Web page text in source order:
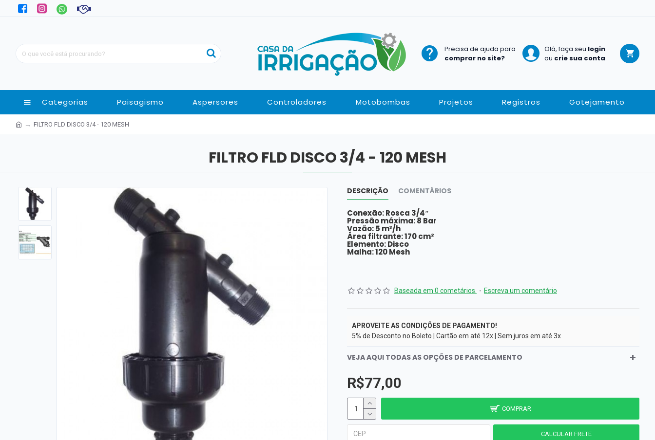
Precisa de ajuda para
comprar no site?
Olá, faça seu login
ou crie sua conta
Categorias Paisagismo Aspersores Controladores Motobombas Projetos Registros Gotejamento
FILTRO FLD DISCO 3/4 - 120 MESH
FILTRO FLD DISCO 3/4 - 120 MESH
DESCRIÇÃO COMENTÁRIOS
Conexão: Rosca 3/4″
Pressão máxima: 8 Bar
Vazão: 5 m³/h
Área filtrante: 170 cm²
Elemento: Disco
Malha: 120 Mesh
Baseada em 0 cometários. - Escreva um comentário
APROVEITE AS CONDIÇÕES DE PAGAMENTO!
5% de Desconto no Boleto | Cartão em até 12x | Sem juros em até 3x
VEJA AQUI TODAS AS OPÇÕES DE PARCELAMENTO
R$77,00
COMPRAR